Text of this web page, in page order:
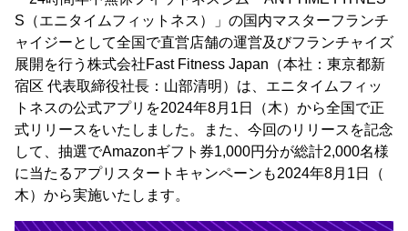
S（エニタイムフィットネス）」の国内マスターフランチ
ャイジーとして全国で直営店舗の運営及びフランチャイズ
展開を行う株式会社Fast Fitness Japan（本社：東京都新
宿区 代表取締役社長：山部清明）は、エニタイムフィッ
トネスの公式アプリを2024年8月1日（木）から全国で正
式リリースをいたしました。また、今回のリリースを記念
して、抽選でAmazonギフト券1,000円分が総計2,000名様
に当たるアプリスタートキャンペーンも2024年8月1日（
木）から実施いたします。